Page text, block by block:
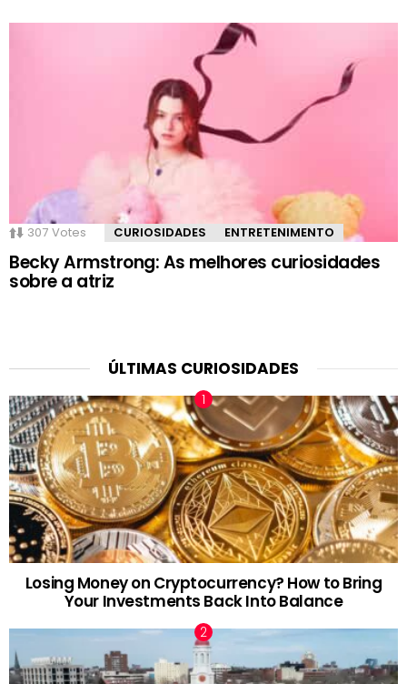
307 Votes CURIOSIDADES ENTRETENIMENTO
Becky Armstrong: As melhores curiosidades
sobre a atriz
ÚLTIMAS CURIOSIDADES
Losing Money on Cryptocurrency? How to Bring
Your Investments Back Into Balance